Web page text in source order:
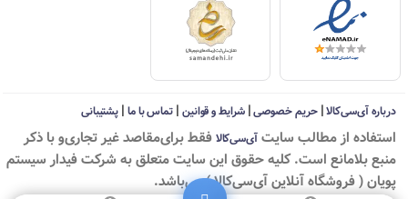
درباره آی‌سی‌کالا|حریم خصوصی|شرایط و قوانین | تماس با ما| پشتیبانی
استفاده از مطالب سايت آی‌سی‌کالا فقط برای‌مقاصد غیر تجاری‌و با ذکر
منبع بلامانع است. کليه حقوق اين سايت متعلق به شرکت فیدار سیستم
پویان ( فروشگاه آنلاین آی‌سی‌کالا ) می‌باشد.